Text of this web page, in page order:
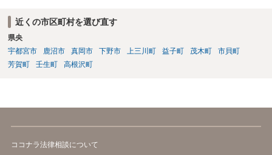
近くの市区町村を選び直す
県央
宇都宮市
鹿沼市 真岡市 下野市 上三川町 益子町 茂木町
市貝町
芳賀町
壬生町 高根沢町
ココナラ法律相談について